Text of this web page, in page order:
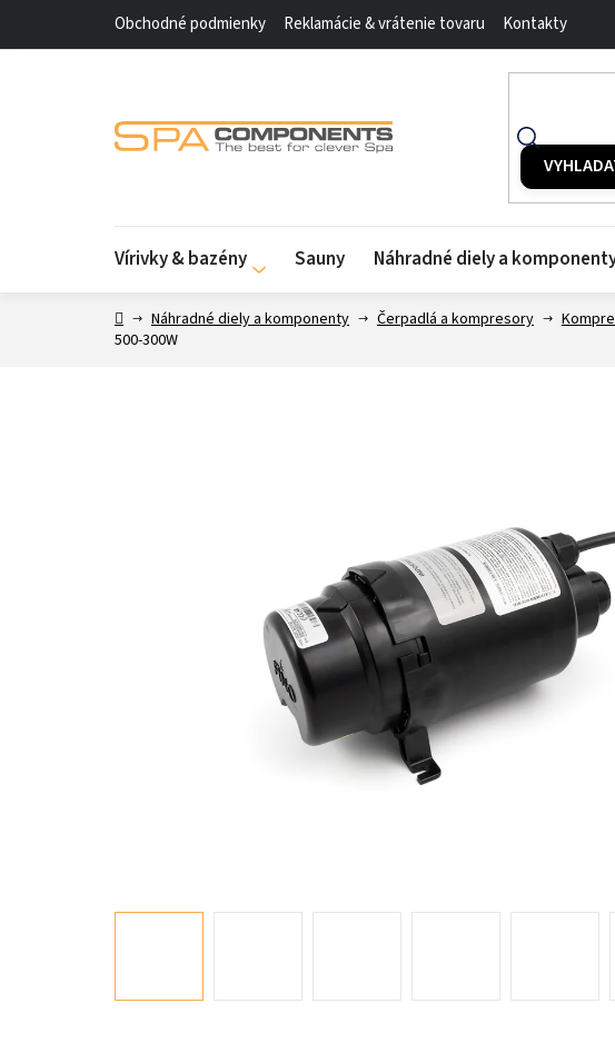
Obchodné podmienky Reklamácie & vrátenie tovaru Kontakty
Vírivky & bazény Sauny Náhradné diely a
DomovNáhradné diely a komponenty Čerpadlá a kompresory
500-300W